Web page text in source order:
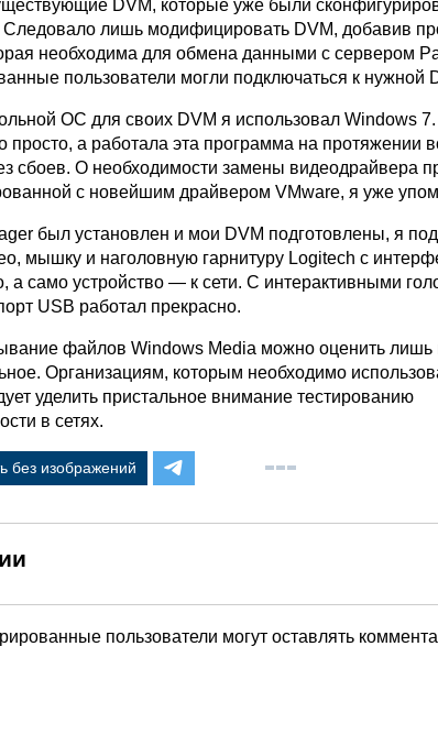
DVM, которые уже были
Следовало лишь модифицировать DVM, добавив
необходима для обмена данными с сервером
пользователи могли подключаться к нужной
ОС для своих DVM я использовал Windows 7.
просто, а работала эта программа на протяжении
сбоев. О необходимости замены видеодрайвера
с новейшим драйвером VMware, я уже
был установлен и мои DVM подготовлены, я
мышку и наголовную гарнитуру Logitech с
а само устройство — к сети. С интерактивными
USB работал прекрасно.
файлов Windows Media можно оценить лишь
Организациям, которым необходимо
уделить пристальное внимание тестированию
в сетях.
без изображений
пользователи могут оставлять